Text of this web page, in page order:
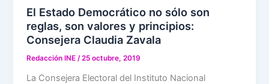
El Estado Democrático no sólo son
reglas, son valores y principios:
Consejera Claudia Zavala
Redacción INE/25 octubre, 2019
La Consejera Electoral del Instituto Nacional